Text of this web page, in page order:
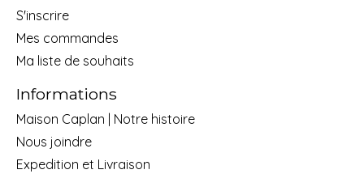
S'inscrire
Mes commandes
Ma liste de souhaits
Informations
Maison Caplan | Notre histoire
Nous joindre
Expedition et Livraison